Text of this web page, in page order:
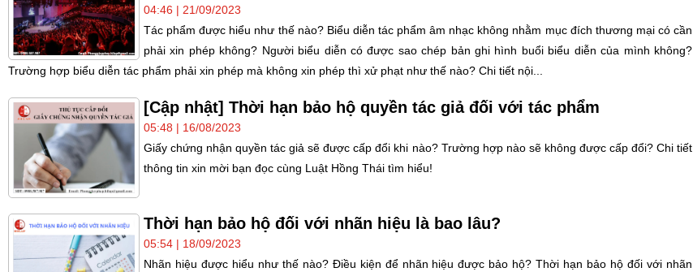
04:46 | 21/09/2023
Tác phẩm được hiểu như thế nào? Biểu diễn tác phẩm âm nhạc không nhằm mục đích thương mại có cần
phải xin phép không? Người biểu diễn có được sao chép bản ghi hình buổi biểu diễn của mình không?
Trường hợp biểu diễn tác phẩm phải xin phép mà không xin phép thì xử phạt như thế nào? Chi tiết nội...
[Cập nhật] Thời hạn bảo hộ quyền tác giả đối với tác phẩm
05:48 | 16/08/2023
Giấy chứng nhận quyền tác giả sẽ được cấp đổi khi nào? Trường hợp nào sẽ không được cấp đổi? Chi tiết
thông tin xin mời bạn đọc cùng Luật Hồng Thái tìm hiểu!
Thời hạn bảo hộ đối với nhãn hiệu là bao lâu?
05:54 | 18/09/2023
Nhãn hiệu được hiểu như thế nào? Điều kiện để nhãn hiệu được bảo hộ? Thời hạn bảo hộ đối với nhãn